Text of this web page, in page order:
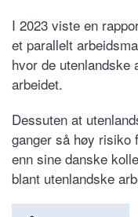
I 2023 viste en
et parallelt
hvor de utenlandske
arbeidet.
Dessuten at
ganger så høy risiko
enn sine danske
blant utenlandske